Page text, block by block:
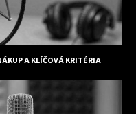
A KLÍČOVÁ KRITÉRIA